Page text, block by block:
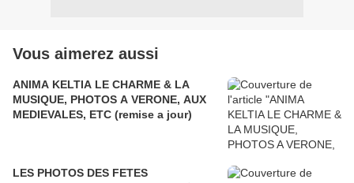
Vous aimerez aussi
ANIMA KELTIA LE CHARME & LA
MUSIQUE, PHOTOS A VERONE, AUX
MEDIEVALES, ETC (remise a jour)
LES PHOTOS DES FETES